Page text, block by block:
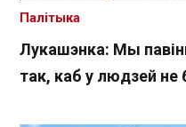
Лукашэнка: Мы
так, каб у людзей
Палітыка